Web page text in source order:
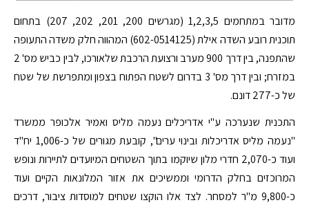
מדובר במתחמים 1,2,3,5 (מגרשים 200, 201, 202, 207) בתחום
תוכנית רובע השדה אילת (602-0514125) המהווה חלק משדה התעופה
שהתפנה, בין דרך 900 מערב ורצועת הרכבת שלאורכו, לבין כביש מס' 2
במזרח; ובין דרך מס' 3 בדרום לשטח הפתוח בצפון ומתפרשת של שטח
של כ-277 דונם.
התכנית שנערכה ע"י אדריכלים נעמה מליס ואמיר אלכופר ממשרד
"נעמה מליס אדריכלות ובינוי ערים", קובעת מגורים של כ-1,006 יח"ד
ועוד כ-2,070 חדרי מלון שיוקמו בתוך השטחים המיועדים לתיירות ונופש
המרוכזים בחלק הדרומי וממשיכים את אזור המלונאות הקיים ועוד
כ-9,800 מ"ר למסחר. לצד אלו הוקצו שטחים למוסדות ציבור, דרכים